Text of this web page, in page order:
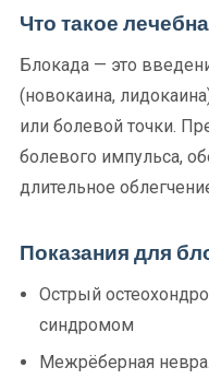
Что такое
Блокада — это
(новокаина,
или болевой точки.
болевого импульса,
длительное
Показания для
Острый
синдромом
Межрёберная